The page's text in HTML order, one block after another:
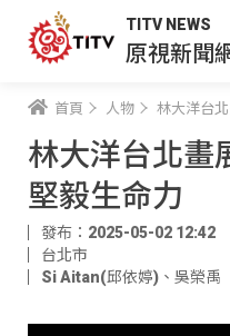
TITV NEWS
原視新聞
首頁 人物 林大洋台
林大洋台北畫
堅毅生命力
發布：2025-05-02 12:42
台北市
Si Aitan(邱依婷) 、 吳榮禹